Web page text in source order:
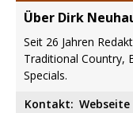
Über Dirk
Seit 26 Jahren
Traditional Country,
Specials.
Kontakt: Webseite